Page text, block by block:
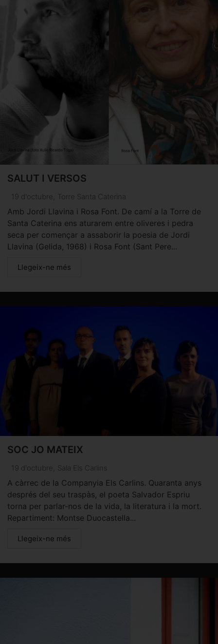
SALUT I VERSOS
19 d'octubre Torre Santa Caterina
Amb Jordi Llavina i Rosa Font. De camí a la Torre de
Santa Caterina ens aturarem entre oliveres i pedra
seca per començar a assaborir la poesia de Jordi
Llavina (Gelida, 1968) i Rosa Font (Sant Pere...
Llegeix-ne més
SOC JO MATEIX
19 d'octubre Sala Els Carlins
A càrrec de la Companyia Els Carlins. Quaranta anys
després del seu traspàs, el poeta Salvador Espriu
torna per parlar-nos de la vida, la literatura i la mort.
Repartiment: Montse Duocastella...
Llegeix-ne més